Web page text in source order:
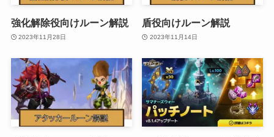
強化解除役向けルーン解説
2023年11月28日
盾役向けルーン解説
2023年11月14日